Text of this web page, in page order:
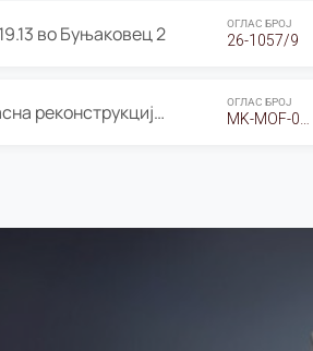
во Буњаковец 2 ОГЛАС БРОЈ
26-1057/9
Оглас за Барање понуди за “Енергетски ефикасна реконструкција на објектот ООУ „Св. Кирил и Методиј" ОГЛАС БРОЈ